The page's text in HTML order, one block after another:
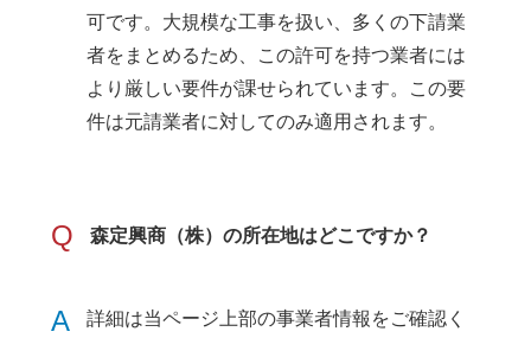
可です。大規模な工事を扱い、多くの下請業
者をまとめるため、この許可を持つ業者には
より厳しい要件が課せられています。この要
件は元請業者に対してのみ適用されます。
Q 森定興商（株）の所在地はどこですか？
A
詳細は当ページ上部の事業者情報をご確認く